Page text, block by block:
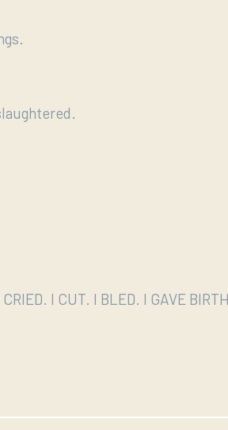
I CUT. I BLED. I GAVE